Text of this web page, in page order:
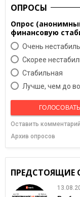
ОПРОСЫ
Опрос
финансовую
Очень
Скорее
Cтабильная
Лучше, чем до
ГОЛОСОВАТЬ
Оставить комментарий
Архив опросов
ПРЕДСТОЯЩИЕ